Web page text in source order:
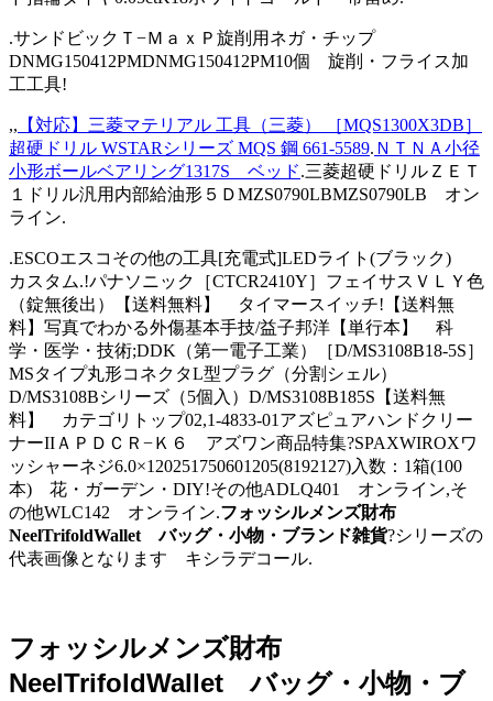
.サンドビックＴ−ＭａｘＰ旋削用ネガ・チップ
DNMG150412PMDNMG150412PM10個 旋削・フライス加
工工具!
,, 【対応】三菱マテリアル 工具（三菱） ［MQS1300X3DB］
超硬ドリル WSTARシリーズ MQS 鋼 661-5589. ＮＴＮＡ小径
小形ボールベアリング1317S ベッド.三菱超硬ドリルＺＥＴ
１ドリル汎用内部給油形５ＤMZS0790LBMZS0790LB オン
ライン.
.ESCOエスコその他の工具[充電式]LEDライト(ブラック)
カスタム.!パナソニック［CTCR2410Y］フェイサスＶＬＹ色
（錠無後出）【送料無料】 タイマースイッチ!【送料無
料】写真でわかる外傷基本手技/益子邦洋【単行本】 科
学・医学・技術;DDK（第一電子工業）［D/MS3108B18-5S］
MSタイプ丸形コネクタL型プラグ（分割シェル）
D/MS3108Bシリーズ（5個入）D/MS3108B185S【送料無
料】 カテゴリトップ02,1-4833-01アズピュアハンドクリー
ナーIIＡＰＤＣＲ−Ｋ６ アズワン商品特集?SPAXWIROXワ
ッシャーネジ6.0×120251750601205(8192127)入数：1箱(100
本) 花・ガーデン・DIY!その他ADLQ401 オンライン,そ
の他WLC142 オンライン.フォッシルメンズ財布
NeelTrifoldWallet バッグ・小物・ブランド雑貨?シリーズの
代表画像となります キシラデコール.
フォッシルメンズ財布
NeelTrifoldWallet バッグ・小物・ブ